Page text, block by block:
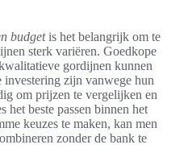
budgetis het belangrijk om te
sterk variëren. Goedkope
gordijnen kunnen
investering zijn vanwege hun
om prijzen te vergelijken en
het beste passen binnen het
keuzes te maken, kan men
zonder de bank te